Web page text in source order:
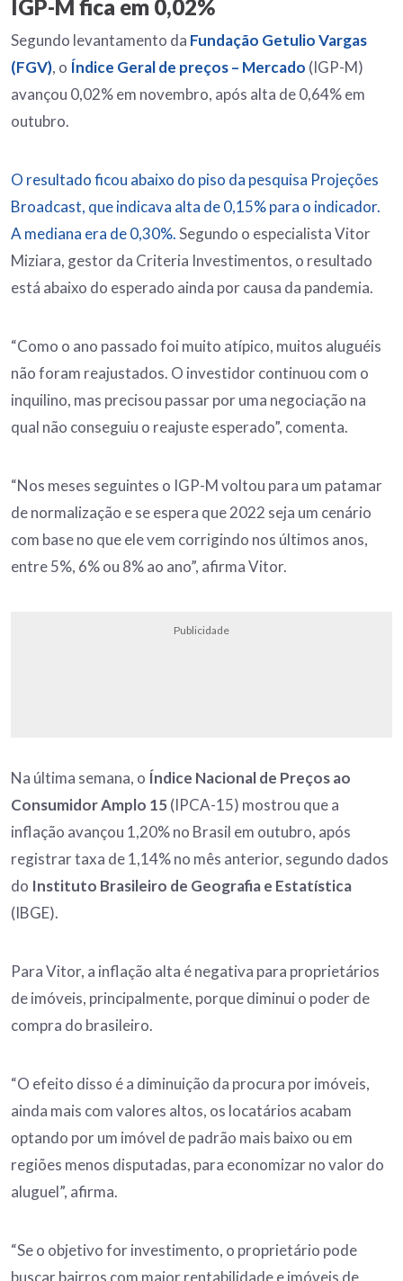
IGP-M fica em 0,02%
Segundo levantamento da Fundação Getulio Vargas
(FGV), o Índice Geral de preços – Mercado (IGP-M)
avançou 0,02% em novembro, após alta de 0,64% em
outubro.
O resultado ficou abaixo do piso da pesquisa Projeções
Broadcast, que indicava alta de 0,15% para o indicador.
A mediana era de 0,30%.Segundo o especialista Vitor
Miziara, gestor da Criteria Investimentos, o resultado
está abaixo do esperado ainda por causa da pandemia.
“Como o ano passado foi muito atípico, muitos aluguéis
não foram reajustados. O investidor continuou com o
inquilino, mas precisou passar por uma negociação na
qual não conseguiu o reajuste esperado”, comenta.
“Nos meses seguintes o IGP-M voltou para um patamar
de normalização e se espera que 2022 seja um cenário
com base no que ele vem corrigindo nos últimos anos,
entre 5%, 6% ou 8% ao ano”, afirma Vitor.
Publicidade
Na última semana, o Índice Nacional de Preços ao
Consumidor Amplo 15(IPCA-15) mostrou que a
inflação avançou 1,20% no Brasil em outubro, após
registrar taxa de 1,14% no mês anterior, segundo dados
do Instituto Brasileiro de Geografia e Estatística
(IBGE).
Para Vitor, a inflação alta é negativa para proprietários
de imóveis, principalmente, porque diminui o poder de
compra do brasileiro.
“O efeito disso é a diminuição da procura por imóveis,
ainda mais com valores altos, os locatários acabam
optando por um imóvel de padrão mais baixo ou em
regiões menos disputadas, para economizar no valor do
aluguel”, afirma.
“Se o objetivo for investimento, o proprietário pode
buscar bairros com maior rentabilidade e imóveis de